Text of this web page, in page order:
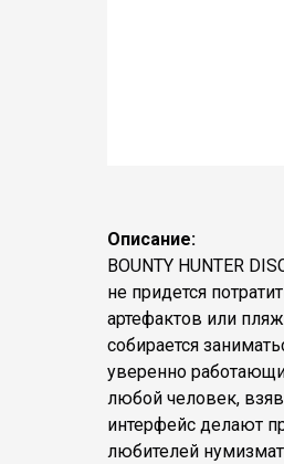
Описание:
BOUNTY HUNTER
не придется
артефактов или
собирается
уверенно
любой человек,
интерфейс делают
любителей